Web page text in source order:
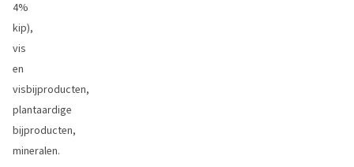
4%
kip),
vis
en
visbijproducten,
plantaardige
bijproducten,
mineralen.